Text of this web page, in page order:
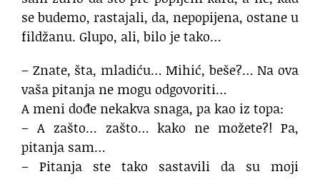
se budemo, rastajali, da, nepopijena, ostane u
fildžanu. Glupo, ali, bilo je tako…
– Znate, šta, mladiću… Mihić, beše?… Na ova
vaša pitanja ne mogu odgovoriti…
A meni dođe nekakva snaga, pa kao iz topa:
– A zašto… zašto… kako ne možete?! Pa,
pitanja sam…
– Pitanja ste tako sastavili da su moji